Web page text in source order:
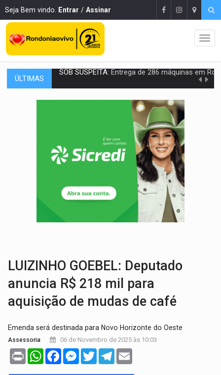
Seja Bem vindo. Entrar / Assinar
ÚLTIMAS Reter até 50% no distrato imobiliário é legal, mas não pode
DO HOSPITAL AO CAMPO:Veja as mais de 200 ações de Marcos
Grupo Nova Era amplia presença em PVH e transforma Aramix
ROTA GLOBAL:PCC amplia presença internacional e transforma Brasil em
CONEXÃO RONDONIAOVIVO:Museólogo Antônio Ocampo conduz a história de
Ferroviários pedem ao Iphan recuperação de área
VARIANDO O CARDÁPIO: Veja essa receita de carne assada para o
PREJUÍZO AOS ESTUDANTES: Greve dos professores em PVH é
LUIZINHO GOEBEL: Deputado
anuncia R$ 218 mil para
aquisição de mudas de café
Emenda será destinada para Novo Horizonte do Oeste
Assessoria 06 de Novembro de 2025 às 10:03
Print WhatsAppFacebookMessenger
TwitterTelegram